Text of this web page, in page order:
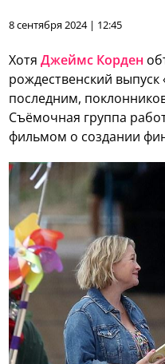
8 сентября 2024 | 12:45
ХотяДжеймс Корден
рождественский выпуск
последним,
Съёмочная группа
фильмом о создании